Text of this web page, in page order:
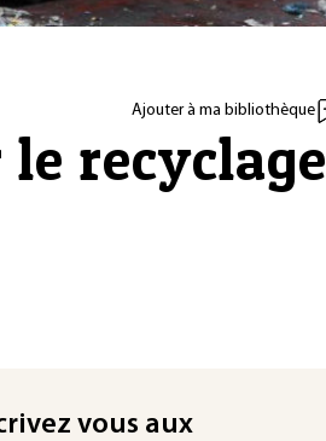
Ajouter à ma bibliothèque
recyclage
vous aux